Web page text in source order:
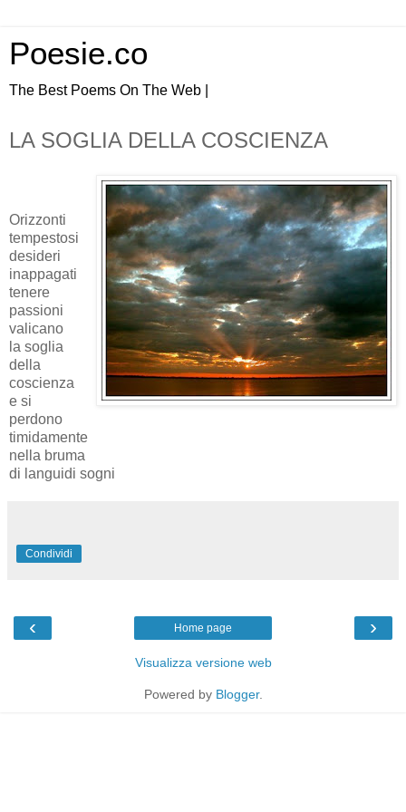
Poesie.co
The Best Poems On The Web |
LA SOGLIA DELLA COSCIENZA
Orizzonti
tempestosi
desideri
inappagati
tenere
passioni
valicano
la soglia
della
coscienza
e si
perdono
timidamente
nella bruma
di languidi sogni
Condividi
‹ ›
Home page
Visualizza versione web
Powered by Blogger.